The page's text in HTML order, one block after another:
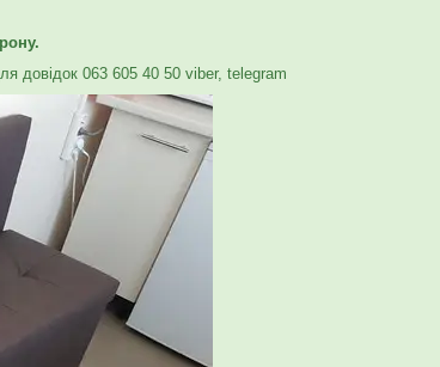
довідок 063 605 40 50 viber, telegram